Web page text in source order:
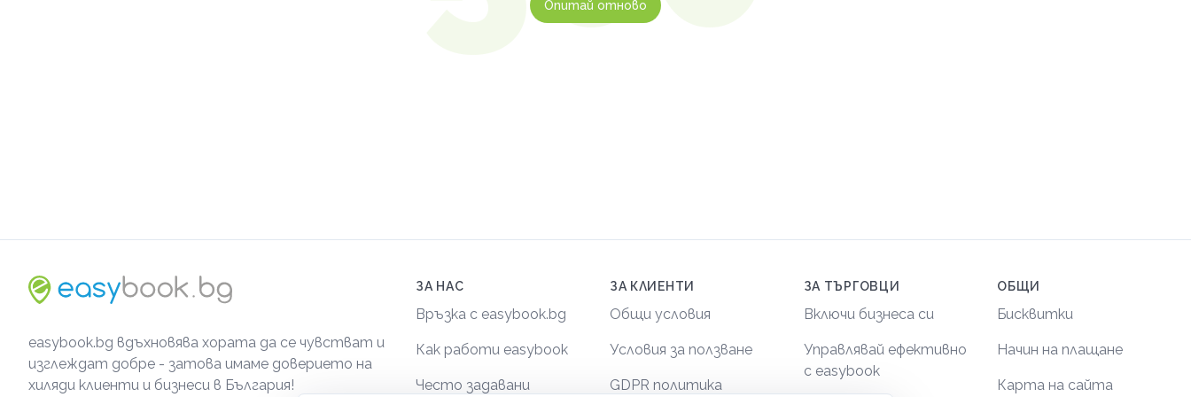
Опитай отново
easybook.bg вдъхновява хората да се чувстват и
изглеждат добре - затова имаме доверието на
хиляди клиенти и бизнеси в България!
ЗА НАС
Връзка с easybook.bg
Как работи easybook
Често задавани
ЗА КЛИЕНТИ
Общи условия
Условия за ползване
GDPR политика
ЗА ТЪРГОВЦИ
Включи бизнеса си
Управлявай ефективно
с easybook
ОБЩИ
Бисквитки
Начин на плащане
Карта на сайта